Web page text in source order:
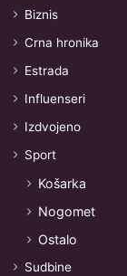
Biznis
Crna hronika
Estrada
Influenseri
Izdvojeno
Sport
Košarka
Nogomet
Ostalo
Sudbine